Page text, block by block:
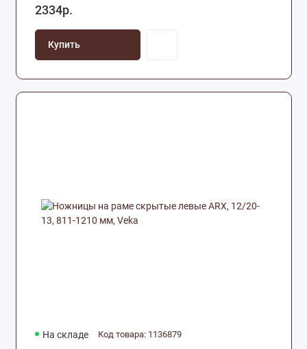
2334р.
Купить
На складе Код товара: 1136879